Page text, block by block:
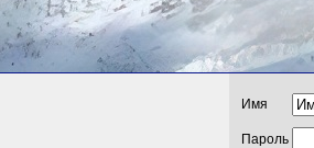
Имя
Пароль